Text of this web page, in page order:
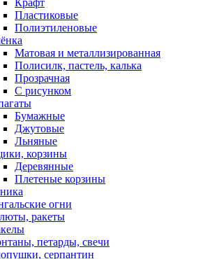
Крафт
Пластиковые
Полиэтиленовые
Матовая и металлизированная
Полисилк, пастель, калька
Прозрачная
С рисунком
Бумажные
Джутовые
Льняные
корзины
Деревянные
Плетеные корзины
огни
ракеты
петарды, свечи
серпантин